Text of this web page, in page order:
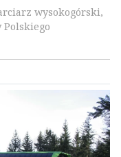
wysokogórski,